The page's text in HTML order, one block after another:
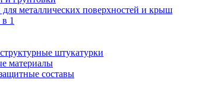
металлических поверхностей и крыш
1
штукатурки
материалы
составы